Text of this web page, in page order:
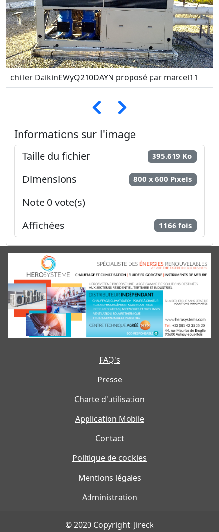
chiller DaikinEWyQ210DAYN proposé par marcel11
Informations sur l'image
Taille du fichier 395.619 Ko
Dimensions 800 x 600 Pixels
Note 0 vote(s)
Affichées
1166 fois
FAQ's
Presse
Charte d'utilisation
Application Mobile
Contact
Politique de cookies
Mentions légales
Administration
© 2020 Copyright: Jireck